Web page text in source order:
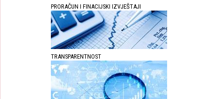
PRORAČUN I FINACIJSKI IZVJEŠTAJI
TRANSPARENTNOST